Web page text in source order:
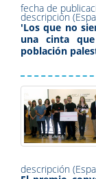
fecha de
descripción
'Los que no
una cinta
población
descripción